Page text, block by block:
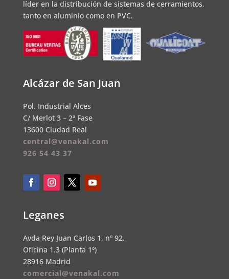
líder en la distribución de sistemas de cerramientos,
tanto en aluminio como en PVC.
Alcázar de San Juan
Pol. Industrial Alces
C/ Merlot 3 – 2ª Fase
13600 Ciudad Real
central@venakal.com
926 54 43 37
Leganes
Avda Rey Juan Carlos 1, nº 92.
Oficina 1.3 (Planta 1º)
28916 Madrid
comercial@venakal.com